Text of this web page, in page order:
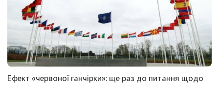
Ефект «червоної ганчірки»: ще раз до питання щодо